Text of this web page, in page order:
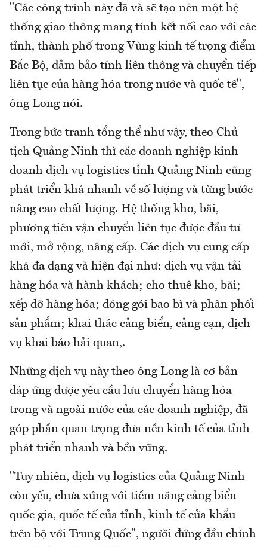
"Các công trình này đã và sẽ tạo nên một hệ
thống giao thông mang tính kết nối cao với các
tỉnh, thành phố trong Vùng kinh tế trọng điểm
Bắc Bộ, đảm bảo tính liên thông và chuyển tiếp
liên tục của hàng hóa trong nước và quốc tế",
ông Long nói.
Trong bức tranh tổng thể như vậy, theo Chủ
tịch Quảng Ninh thì các doanh nghiệp kinh
doanh dịch vụ logistics tỉnh Quảng Ninh cũng
phát triển khá nhanh về số lượng và từng bước
nâng cao chất lượng. Hệ thống kho, bãi,
phương tiên vận chuyển liên tục được đầu tư
mới, mở rộng, nâng cấp. Các dịch vụ cung cấp
khá đa dạng và hiện đại như: dịch vụ vận tải
hàng hóa và hành khách; cho thuê kho, bãi;
xếp dỡ hàng hóa; đóng gói bao bì và phân phối
sản phẩm; khai thác cảng biển, cảng cạn, dịch
vụ khai báo hải quan,.
Những dịch vụ này theo ông Long là cơ bản
đáp ứng được yêu cầu lưu chuyển hàng hóa
trong và ngoài nước của các doanh nghiệp, đã
góp phần quan trọng đưa nền kinh tế của tỉnh
phát triển nhanh và bền vững.
"Tuy nhiên, dịch vụ logistics của Quảng Ninh
còn yếu, chưa xứng với tiềm năng cảng biển
quốc gia, quốc tế của tỉnh, kinh tế cửa khẩu
trên bộ với Trung Quốc", người đứng đầu chính